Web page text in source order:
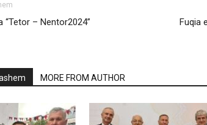
“Tetor – Nentor2024”
Fuqia
MORE FROM AUTHOR